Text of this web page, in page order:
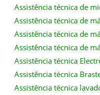
Assistência técnica de
Assistência técnica de
Assistência técnica de
Assistência técnica de
Assistência técnica
Assistência técnica
Assistência técnica